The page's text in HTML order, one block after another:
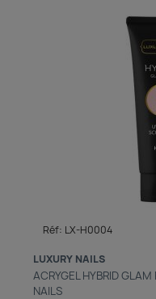
Réf: LX-H0004
LUXURY NAILS
ACRYGEL HYBRID
NAILS
découvrir notre